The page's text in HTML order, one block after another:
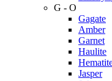
G - O
Gagate
Amber
Garnet
Haulite
Jasper